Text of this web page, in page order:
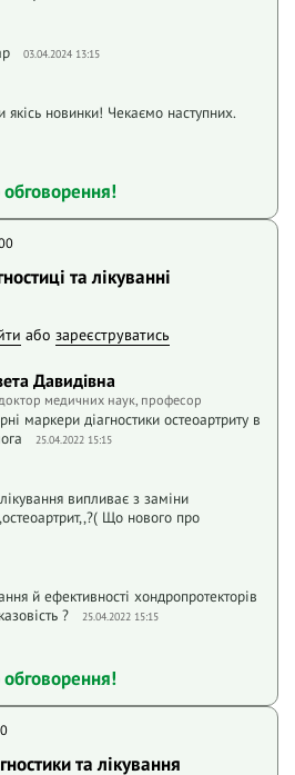
03.04.2024 13:15
якісь новинки! Чекаємо наступних.
та лікуванні
або зареєструватись
Давидівна
медичних наук, професор
маркери діагностики остеоартриту в
25.04.2022 15:15
випливає з заміни
Що нового про
й ефективності хондропротекторів
?
25.04.2022 15:15
та лікування